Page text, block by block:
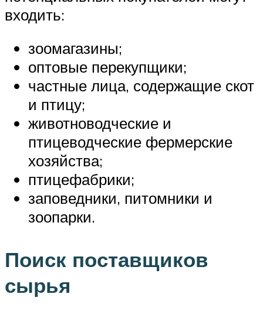
входить:
зоомагазины;
оптовые перекупщики;
частные лица, содержащие скот
и птицу;
животноводческие и
птицеводческие фермерские
хозяйства;
птицефабрики;
заповедники, питомники и
зоопарки.
Поиск поставщиков
сырья